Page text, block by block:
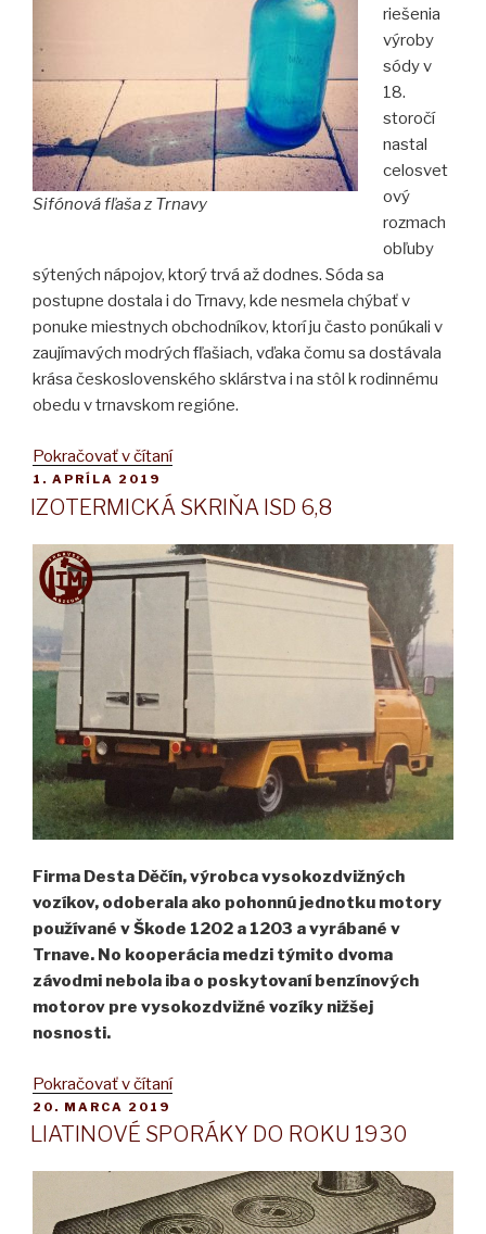
Sifónová fľaša z Trnavy
riešenia
výroby
sódy v
18.
storočí
nastal
celosvet
ový
rozmach
obľuby
sýtených nápojov, ktorý trvá až dodnes. Sóda sa
postupne dostala i do Trnavy, kde nesmela chýbať v
ponuke miestnych obchodníkov, ktorí ju často ponúkali v
zaujímavých modrých fľašiach, vďaka čomu sa dostávala
krása československého sklárstva i na stôl k rodinnému
obedu v trnavskom regióne.
Pokračovať v čítaní„TRNAVSKÉ
PUBLIKOVANÉ
1. APRÍLA 2019
IZOTERMICKÁ SKRIŇA ISD 6,8
Firma Desta Děčín, výrobca vysokozdvižných
vozíkov, odoberala ako pohonnú jednotku motory
používané v Škode 1202 a 1203 a vyrábané v
Trnave. No kooperácia medzi týmito dvoma
závodmi nebola iba o poskytovaní benzínových
motorov pre vysokozdvižné vozíky nižšej
nosnosti.
Pokračovať v čítaní„IZOTERMICKÁ
ISD
PUBLIKOVANÉ
20. MARCA 2019
LIATINOVÉ SPORÁKY DO ROKU 1930